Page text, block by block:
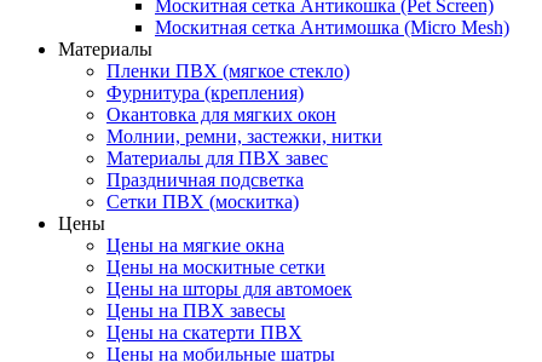
Москитная сетка Антикошка (Pet Screen)
Москитная сетка Антимошка (Micro Mesh)
Материалы
Пленки ПВХ (мягкое стекло)
Фурнитура (крепления)
Окантовка для мягких окон
Молнии, ремни, застежки, нитки
Материалы для ПВХ завес
Праздничная подсветка
Сетки ПВХ (москитка)
Цены
Цены на мягкие окна
Цены на москитные сетки
Цены на шторы для автомоек
Цены на ПВХ завесы
Цены на скатерти ПВХ
Цены на мобильные шатры